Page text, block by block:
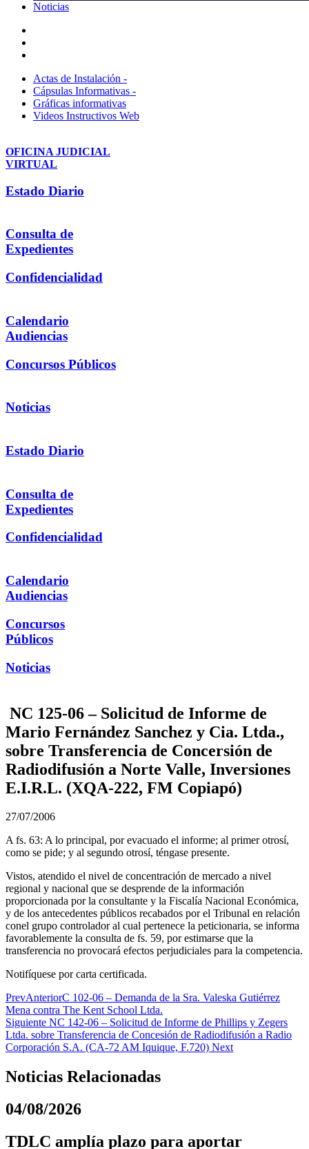
Noticias
Actas de Instalación -
Cápsulas Informativas -
Gráficas informativas
Videos Instructivos Web
OFICINA JUDICIAL
VIRTUAL
Estado Diario
Consulta de
Expedientes
Confidencialidad
Calendario
Audiencias
Concursos Públicos
Noticias
Estado Diario
Consulta de
Expedientes
Confidencialidad
Calendario
Audiencias
Concursos
Públicos
Noticias
NC 125-06 – Solicitud de Informe de
Mario Fernández Sanchez y Cia. Ltda.,
sobre Transferencia de Concersión de
Radiodifusión a Norte Valle, Inversiones
E.I.R.L. (XQA-222, FM Copiapó)
27/07/2006
A fs. 63: A lo principal, por evacuado el informe; al primer otrosí,
como se pide; y al segundo otrosí, téngase presente.
Vistos, atendido el nivel de concentración de mercado a nivel
regional y nacional que se desprende de la información
proporcionada por la consultante y la Fiscalía Nacional Económica,
y de los antecedentes públicos recabados por el Tribunal en relación
conel grupo controlador al cual pertenece la peticionaria, se informa
favorablemente la consulta de fs. 59, por estimarse que la
transferencia no provocará efectos perjudiciales para la competencia.
Notifíquese por carta certificada.
PrevAnteriorC 102-06 – Demanda de la Sra. Valeska Gutiérrez
Mena contra The Kent School Ltda.
Siguiente NC 142-06 – Solicitud de Informe de Phillips y Zegers
Ltda. sobre Transferencia de Concesión de Radiodifusión a Radio
Corporación S.A. (CA-72 AM Iquique, F.720) Next
Noticias Relacionadas
04/08/2026
TDLC amplía plazo para aportar